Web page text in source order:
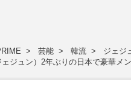
芸能 韓流
ジェジ
ジュン）2年ぶりの日本で豪華メ